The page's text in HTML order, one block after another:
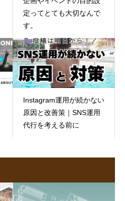
定ってとても大切なんで
す。
Instagram運用が続かない
原因と改善策｜SNS運用
代行を考える前に